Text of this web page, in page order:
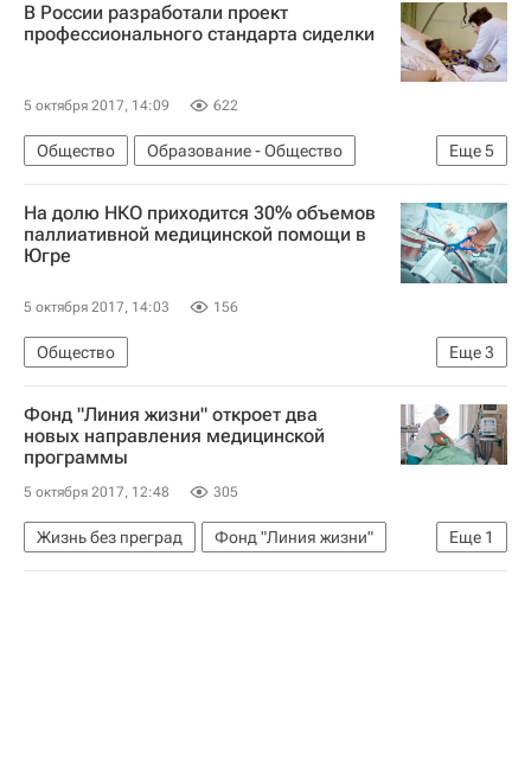
В России разработали проект
профессионального стандарта сиделки
5 октября 2017, 14:09 622
Еще5
Общество
Образование - Общество
Здоровье
Алексей Вовченко
Министерство здравоохранения РФ (Минздрав России)
Министерство труда и социальной защиты РФ (Минтруд России)
Россия
На долю НКО приходится 30% объемов
паллиативной медицинской помощи в
Югре
5 октября 2017, 14:03 156
Еще3
Общество
Ханты-Мансийский Автономный Округ
Жизнь без преград
Ханты-Мансийский АО
Фонд "Линия жизни" откроет два
новых направления медицинской
программы
5 октября 2017, 12:48 305
Еще 1
Жизнь без преград
Фонд "Линия жизни"
Россия